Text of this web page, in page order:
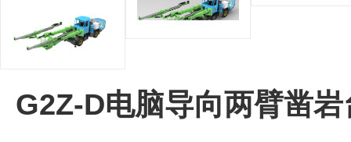
G2Z-D电脑导向两臂凿岩